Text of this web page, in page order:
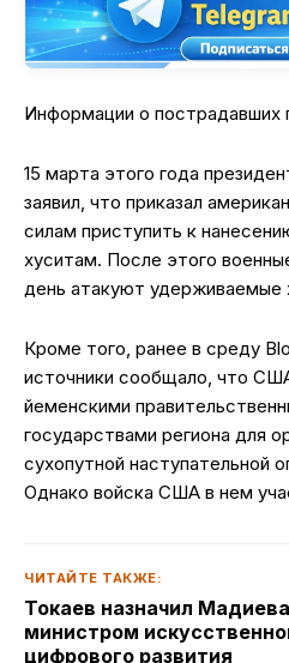
Информации о пострадавших
15 марта этого года
заявил, что приказал
силам приступить к
хуситам. После этого
день атакуют удерживаемые
Кроме того, ранее в среду
источники сообщало, что
йеменскими
государствами региона для
сухопутной наступательной
Однако войска США в нем
ЧИТАЙТЕ ТАКЖЕ:
Токаев назначил
министром
цифрового развития